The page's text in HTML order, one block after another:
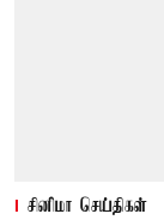
சினிமா செய்திகள்